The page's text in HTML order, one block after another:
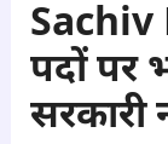
Sachiv
पदों पर
सरकारी